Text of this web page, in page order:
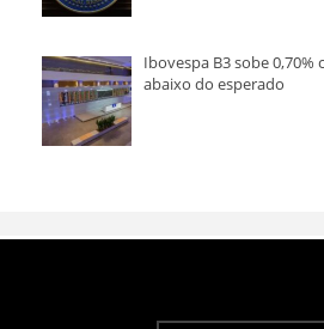
Ibovespa B3 sobe
abaixo do esperado